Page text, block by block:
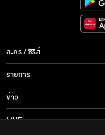
ละคร / ซีรีส์
ละคร/ซีรีส์
ซีรีส์นานาชาติ
การ์ตูน & เกม
รายการ
รายการทั้งหมด
ข่าว
ข่าวทั้งหมด
LIVE